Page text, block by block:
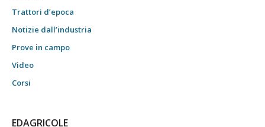
Trattori d’epoca
Notizie dall’industria
Prove in campo
Video
Corsi
EDAGRICOLE